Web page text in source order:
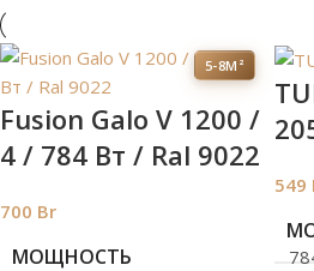
5-8М²
Fusion Galo V 1200 /
4 / 784 Вт / Ral 9022
700 Br
МОЩНОСТЬ
549